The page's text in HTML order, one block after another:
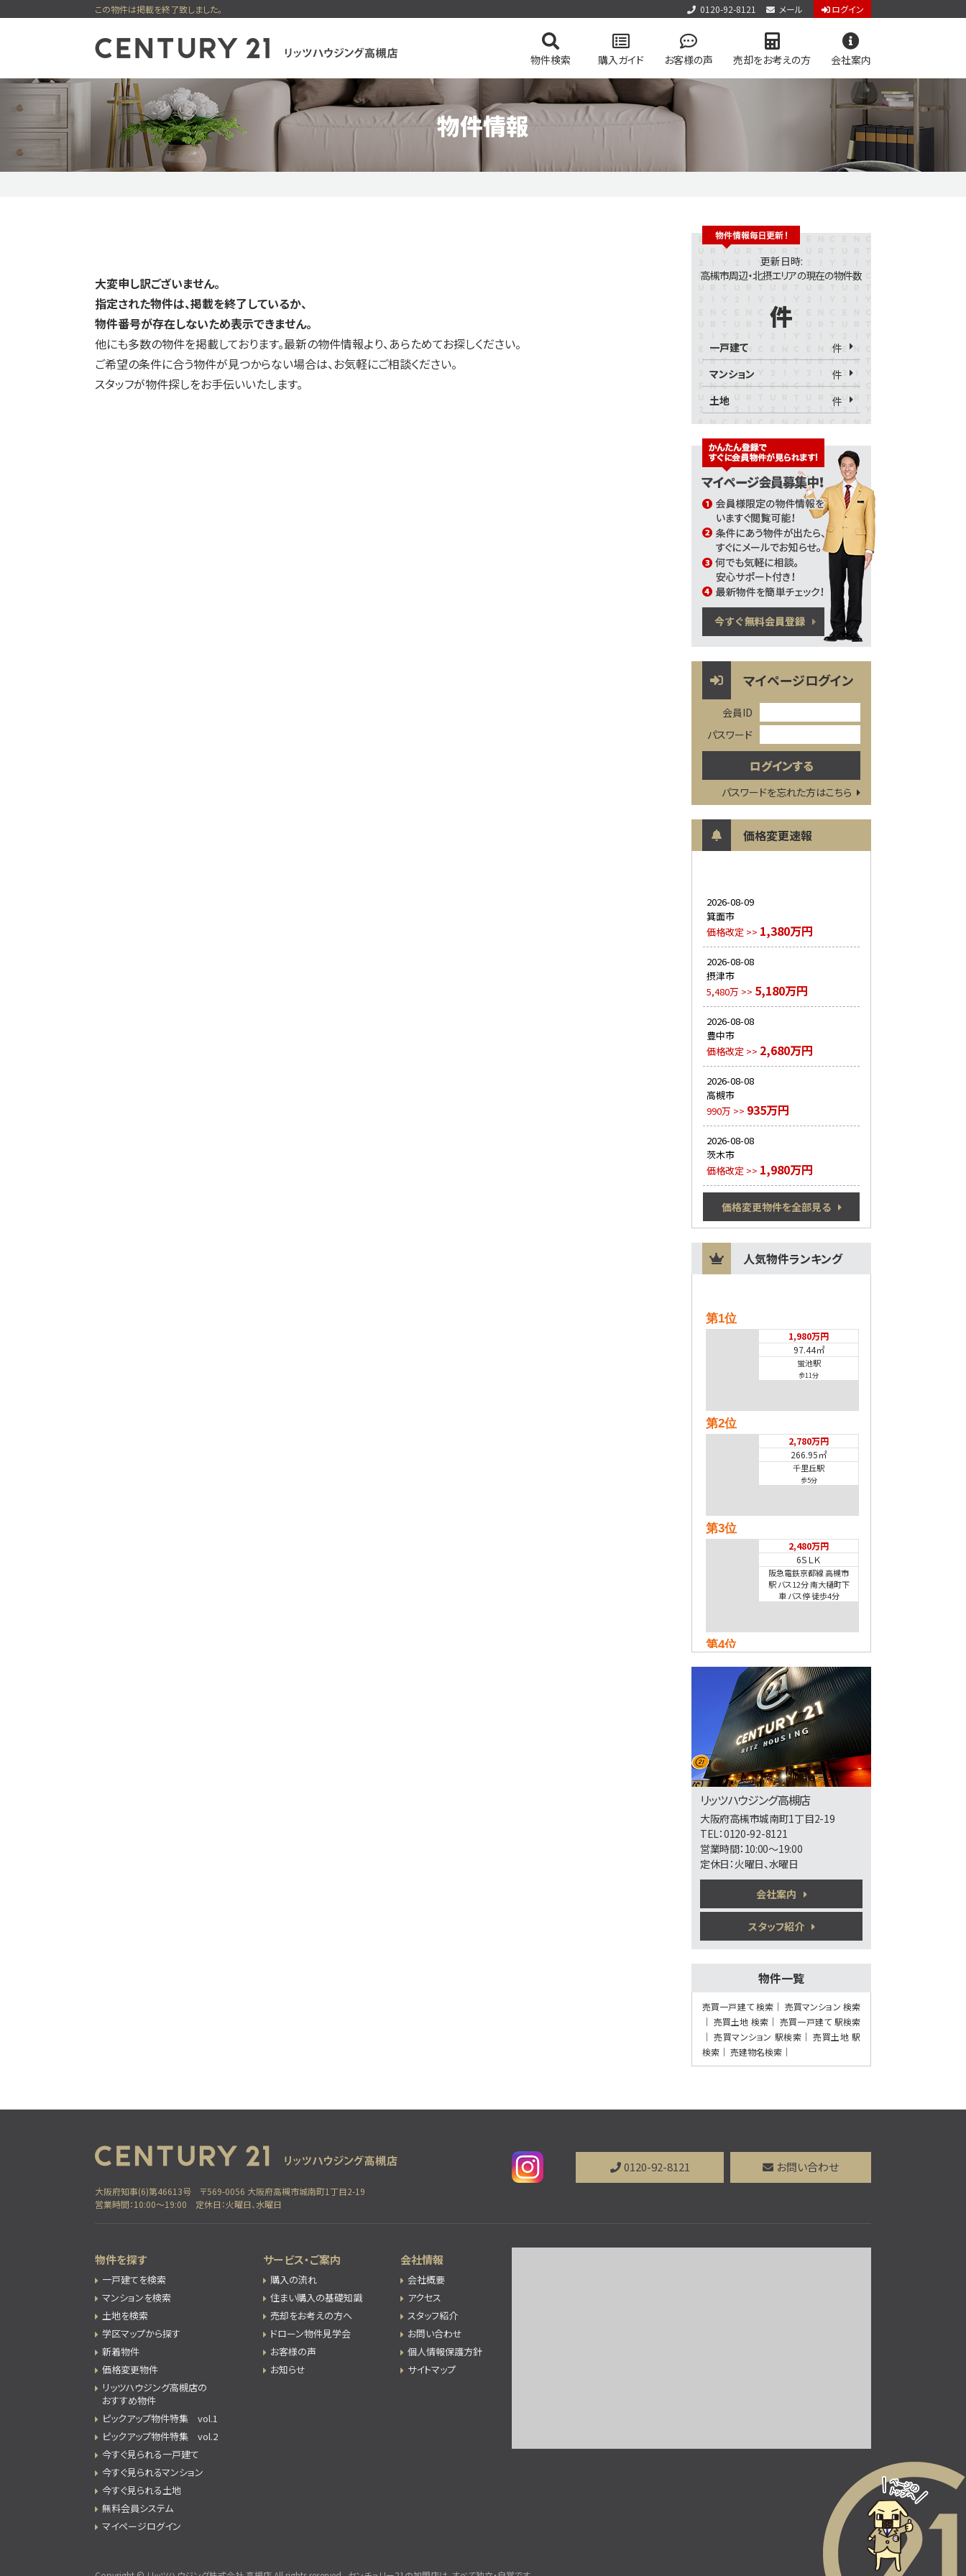
この物件は掲載を終了致しました。 0120-92-8121 メール ログイン
物件検索
ピックアップ物件特集 vol.1
今すぐ見られる土地
購入ガイド お客様の声 売却をお考えの方 会社案内
センチュリー21
物件情報
大変申し訳ございません。
指定された物件は、掲載を終了しているか、
物件番号が存在しないため表示できません。
他にも多数の物件を掲載しております。最新の物件情報より、あらためてお探しください。
ご希望の条件に合う物件が見つからない場合は、お気軽にご相談ください。
スタッフが物件探しをお手伝いいたします。
更新日時:
高槻市周辺・北摂エリアの現在の物件数
件
一戸建て
件
マンション
件
土地
件
マイページログイン
会員ID
パスワード
パスワードを忘れた方はこちら
価格変更速報
2026-08-09
箕面市
価格改定 >> 1,380万円
2026-08-08
摂津市
5,480万 >> 5,180万円
2026-08-08
豊中市
価格改定 >> 2,680万円
2026-08-08
高槻市
990万 >> 935万円
2026-08-08
茨木市
価格改定 >> 1,980万円
価格変更物件を全部見る
人気物件ランキング
第1位
1,980万円
97.44㎡
蛍池駅
歩11分
第2位
2,780万円
266.95㎡
千里丘駅
歩5分
第3位
2,480万円
6ＳＬＫ
阪急電鉄京都線 高槻市
駅 バス12分 南大樋町下
車 バス停 徒歩4分
第4位
4ＬＤＫ
茨木駅
歩36分
第5位
3,298万円
4ＬＤＫ
南摂津駅
バ15分・
第6位
5,480万円
東海道本線 京都駅 バス8
分 二中前下車 バス停 徒
歩5分
3ＬＤＫ
東海道本線 摂津富田駅
バス27分 今城塚古墳前下
車 バス停 徒歩1分
下車 バス停 徒歩3分
施工：真柄建設(株)
阪急電鉄千里線 南千里
リッツハウジング高槻店
大阪府高槻市城南町1丁目2-19
TEL：0120-92-8121
営業時間：10:00～19:00
定休日：火曜日、水曜日
会社案内
スタッフ紹介
物件一覧
売買一戸建て 検索
売買マンション 検索
売買土地 検索
売買一戸建て 駅検索
売買マンション 駅検索
売買土地 駅
検索
売建物名検索
0120-92-8121 お問い合わせ
大阪府知事(6)第46613号
〒569-0056 大阪府高槻市城南町1丁目2-19
営業時間：10:00～19:00
定休日：火曜日、水曜日
物件を探す
一戸建てを検索
マンションを検索
土地を検索
学区マップから探す
新着物件
価格変更物件
リッツハウジング高槻店の
おすすめ物件
ピックアップ物件特集 vol.1
ピックアップ物件特集 vol.2
今すぐ見られる一戸建て
今すぐ見られるマンション
今すぐ見られる土地
無料会員システム
マイページログイン
サービス・ご案内
購入の流れ
住まい購入の基礎知識
売却をお考えの方へ
ドローン物件見学会
お客様の声
お知らせ
会社情報
会社概要
アクセス
スタッフ紹介
お問い合わせ
個人情報保護方針
サイトマップ